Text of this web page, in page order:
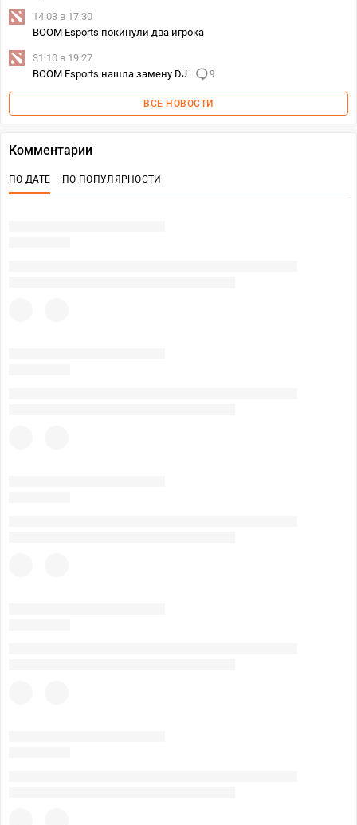
14.03 в 17:30
BOOM Esports покинули два игрока
31.10 в 19:27
BOOM Esports нашла замену DJ
9
ВСЕ НОВОСТИ
Комментарии
ПО ДАТЕ ПО ПОПУЛЯРНОСТИ